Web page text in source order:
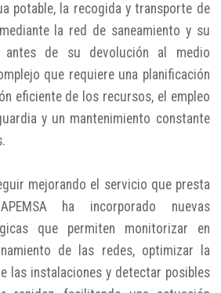
potable, la recogida y transporte de
la red de saneamiento y su
antes de su devolución al medio
que requiere una planificación
eficiente de los recursos, el empleo
y un mantenimiento constante
mejorando el servicio que presta
ha incorporado nuevas
que permiten monitorizar en
de las redes, optimizar la
las instalaciones y detectar posibles